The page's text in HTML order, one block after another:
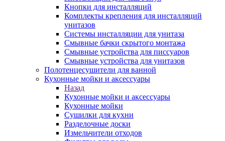
Кнопки для инсталляций
Комплекты крепления для инсталляций
унитазов
Системы инсталляции для унитаза
Смывные бачки скрытого монтажа
Смывные устройства для писсуаров
Смывные устройства для унитазов
Полотенцесушители для ванной
Кухонные мойки и аксессуары
Назад
Кухонные мойки и аксессуары
Кухонные мойки
Сушилки для кухни
Разделочные доски
Измельчители отходов